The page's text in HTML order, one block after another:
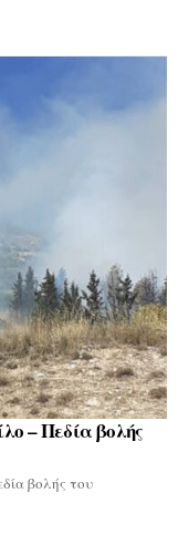
– Πεδία βολής
βολής του